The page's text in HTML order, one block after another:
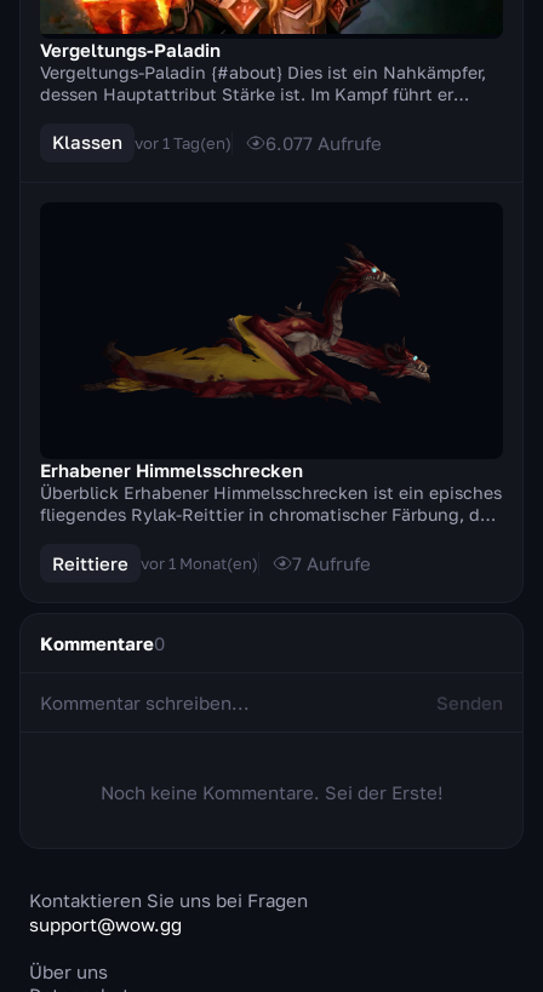
Vergeltungs-Paladin
Vergeltungs-Paladin {#about} Dies ist ein Nahkämpfer,
dessen Hauptattribut Stärke ist. Im Kampf führt er
Klassen vor 1 Tag(en) 6.077 Aufrufe
Erhabener Himmelsschrecken
Überblick Erhabener Himmelsschrecken ist ein episches
fliegendes Rylak-Reittier in chromatischer Färbung, das
Reittiere vor 1 Monat(en) 7 Aufrufe
Kommentare0
Senden
Noch keine Kommentare. Sei der Erste!
Kontaktieren Sie uns bei Fragen
support@wow.gg
Über uns